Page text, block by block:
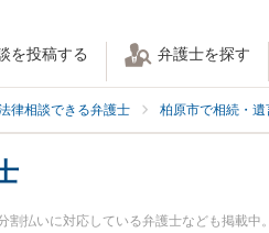
を投稿する 弁護士を探す
律相談できる弁護士 柏原市で相続・
払いに対応している弁護士なども掲載中